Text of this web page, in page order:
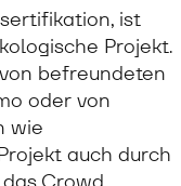
ist
Projekt.
befreundeten
oder von
wie
auch durch